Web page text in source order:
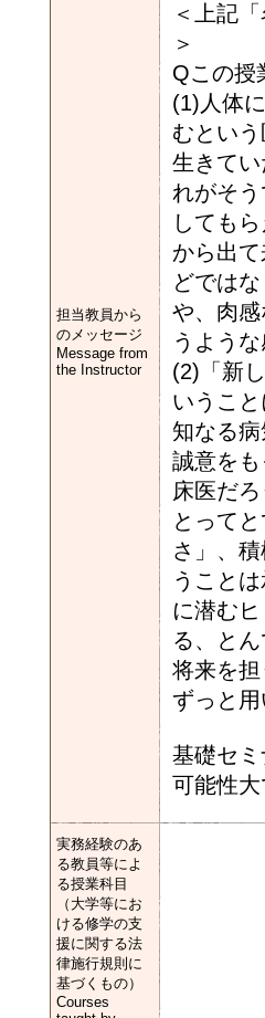
担当教員から
のメッセージ
Message from
the Instructor
＜上記
＞
Qこの授
(1)人体
むとい
生きて
れがそ
しても
から出
どでは
や、肉
うよう
(2)「新
いうこ
知なる
誠意を
床医だ
とって
さ」、
うこと
に潜む
る、と
将来を
ずっと用
基礎セ
可能性大
実務経験のあ
る教員等によ
る授業科目
（大学等にお
ける修学の支
援に関する法
律施行規則に
基づくもの）
Courses